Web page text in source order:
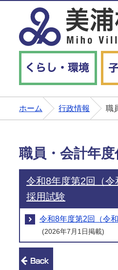
ホーム 行政情報 職
職員・会計年
令和8年度第2回（
採用試験
令和8年度第2回（令
(2026年7月1日掲載)